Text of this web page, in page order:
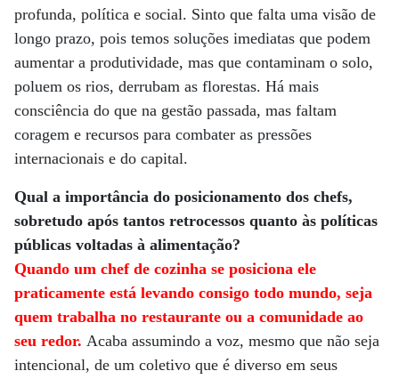
profunda, política e social. Sinto que falta uma visão de
longo prazo, pois temos soluções imediatas que podem
aumentar a produtividade, mas que contaminam o solo,
poluem os rios, derrubam as florestas. Há mais
consciência do que na gestão passada, mas faltam
coragem e recursos para combater as pressões
internacionais e do capital.
Qual a importância do posicionamento dos chefs,
sobretudo após tantos retrocessos quanto às políticas
públicas voltadas à alimentação?
Quando um chef de cozinha se posiciona ele
praticamente está levando consigo todo mundo, seja
quem trabalha no restaurante ou a comunidade ao
seu redor. Acaba assumindo a voz, mesmo que não seja
intencional, de um coletivo que é diverso em seus